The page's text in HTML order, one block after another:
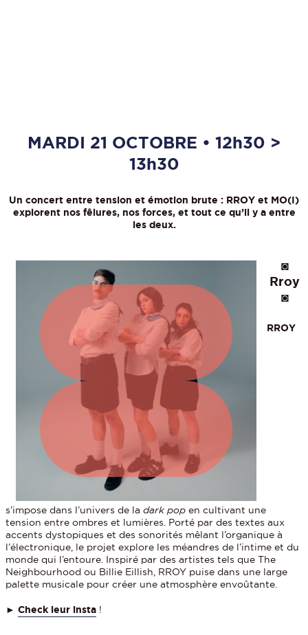
MARDI 21 OCTOBRE • 12h30 >
13h30
Un concert entre tension et émotion brute : RROY et MO(I)
explorent nos fêlures, nos forces, et tout ce qu’il y a entre
les deux.
◙
Rroy
◙
RROY
s’impose dans l’univers de ladark pop en cultivant une
tension entre ombres et lumières. Porté par des textes aux
accents dystopiques et des sonorités mêlant l’organique à
l’électronique, le projet explore les méandres de l’intime et du
monde qui l’entoure. Inspiré par des artistes tels que The
Neighbourhood ou Billie Eillish, RROY puise dans une large
palette musicale pour créer une atmosphère envoûtante.
►Check leur insta !